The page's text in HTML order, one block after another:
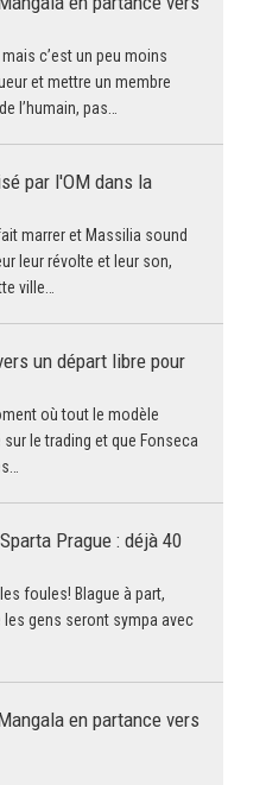
c’est un peu moins
et mettre un membre
l’humain, pas…
par l'OM dans la
marrer et Massilia sound
leur révolte et leur son,
ville…
un départ libre pour
où tout le modèle
le trading et que Fonseca
Prague : déjà 40
foules! Blague à part,
les gens seront sympa avec
en partance vers